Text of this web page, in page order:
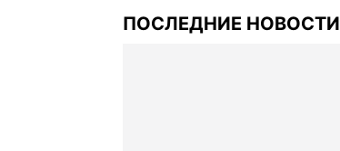
ПОСЛЕДНИЕ НОВОСТИ